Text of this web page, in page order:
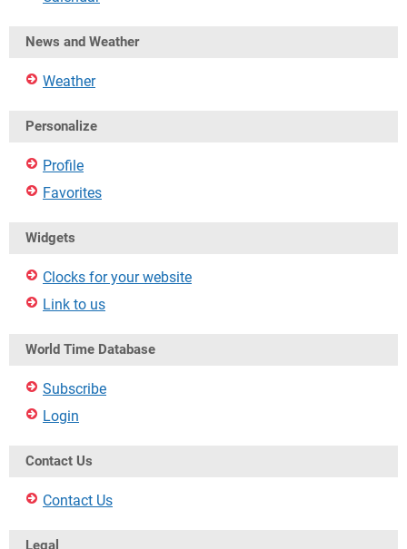
News and Weather
Weather
Personalize
Profile
Favorites
Widgets
Clocks for your website
Link to us
World Time Database
Subscribe
Login
Contact Us
Contact Us
Legal